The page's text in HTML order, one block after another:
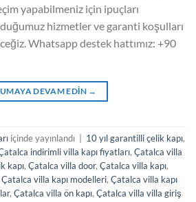
yapabilmeniz için ipuçları
hizmetler ve garanti koşulları
Whatsapp destek hattımız: +90
DEVAM EDIN →
içinde yayınlandı 10 yıl garantilli çelik kapı,
indirimli villa kapı fiyatları, Çatalca villa
kapı, Çatalca villa door, Çatalca villa kapı,
Çatalca villa kapı modelleri, Çatalca villa kapı
, Çatalca villa ön kapı, Çatalca villa villa giriş